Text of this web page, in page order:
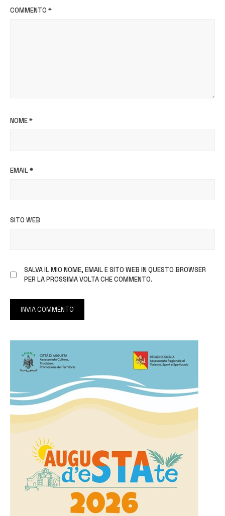
COMMENTO *
NOME*
EMAIL*
SITO WEB
SALVA IL MIO NOME, EMAIL E SITO WEB IN QUESTO BROWSER
PER LA PROSSIMA VOLTA CHE COMMENTO.